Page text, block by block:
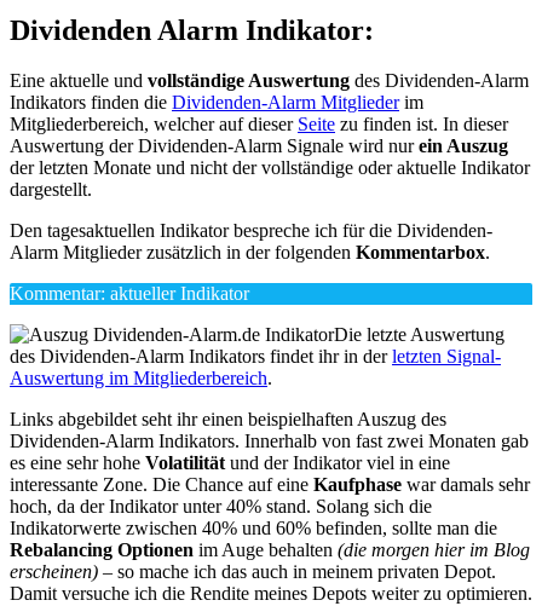
Dividenden Alarm Indikator:
Eine aktuelle und vollständige Auswertung des Dividenden-Alarm
Indikators finden die Dividenden-Alarm Mitgliederim
Mitgliederbereich, welcher auf dieser Seite zu finden ist. In dieser
Auswertung der Dividenden-Alarm Signale wird nurein Auszug
der letzten Monate und nicht der vollständige oder aktuelle Indikator
dargestellt.
Den tagesaktuellen Indikator bespreche ich für die Dividenden-
Alarm Mitglieder zusätzlich in der folgenden Kommentarbox.
Kommentar: aktueller Indikator
Die letzte Auswertung
des Dividenden-Alarm Indikators findet ihr in derletzten Signal-
Auswertung im Mitgliederbereich.
Links abgebildet seht ihr einen beispielhaften Auszug des
Dividenden-Alarm Indikators. Innerhalb von fast zwei Monaten gab
es eine sehr hohe Volatilitätund der Indikator viel in eine
interessante Zone. Die Chance auf eine Kaufphase war damals sehr
hoch, da der Indikator unter 40% stand. Solang sich die
Indikatorwerte zwischen 40% und 60% befinden, sollte man die
Rebalancing Optionen im Auge behalten (die morgen hier im Blog
erscheinen) – so mache ich das auch in meinem privaten Depot.
Damit versuche ich die Rendite meines Depots weiter zu optimieren.